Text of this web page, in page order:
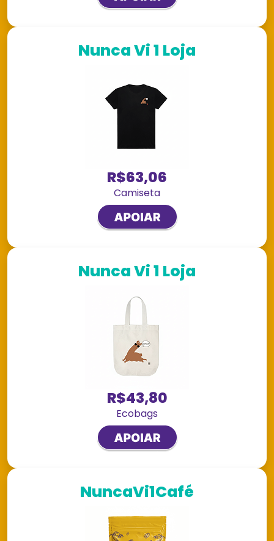
Nunca Vi 1 Loja
R$63,06
Camiseta
Nunca Vi 1 Loja
R$43,80
Ecobags
NuncaVi1Café